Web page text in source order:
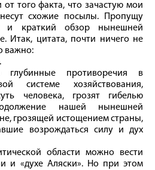
от того факта, что зачастую мои
схожие посылы. Пропущу
и краткий обзор нынешней
Итак, цитата, почти ничего не
важно:
глубинные противоречия в
системе хозяйствования,
человека, грозят гибелью
нашей нынешней
грозящей истощением страны,
возрождаться силу и дух
области можно вести
и «духе Аляски». Но при этом